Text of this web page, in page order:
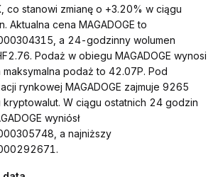
co stanowi zmianę o +3.20% w ciągu
Aktualna cena MAGADOGE to
a 24-godzinny wolumen
Podaż w obiegu MAGADOGE wynosi
podaż to 42.07P. Pod
rynkowej MAGADOGE zajmuje 9265
kryptowalut. W ciągu ostatnich 24 godzin
wyniósł
a najniższy